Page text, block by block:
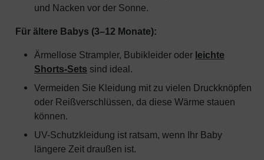
und Nacken vor der Sonne.
Für ältere Babys (3–12 Monate):
Ärmellose Strampler, Bubikleider oder leichte
Shorts-Sets sind ideal.
Vermeiden Sie Kleidung mit zu vielen Druckknöpfen
oder Reißverschlüssen, da diese Wärme stauen
können.
UV-Schutzkleidung ist ratsam, wenn Ihr Baby
längere Zeit draußen ist.